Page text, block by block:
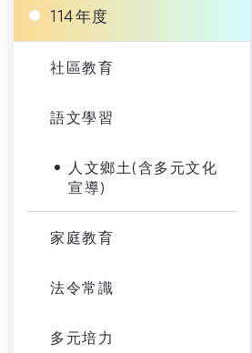
114年度
社區教育
語文學習
人文鄉土(含多元文化
宣導)
家庭教育
法令常識
多元培力